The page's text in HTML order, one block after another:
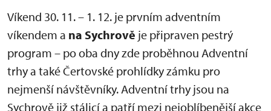
Víkend 30. 11. – 1. 12. je prvním adventním
víkendem a na Sychrově je připraven pestrý
program – po oba dny zde proběhnou Adventní
trhy a také Čertovské prohlídky zámku pro
nejmenší návštěvníky. Adventní trhy jsou na
Sychrově již stálicí a patří mezi nejoblíbenější akce